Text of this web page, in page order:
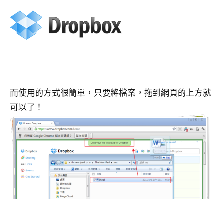
而使用的方式很簡單，只要將檔案，拖到網頁的上方就
可以了！